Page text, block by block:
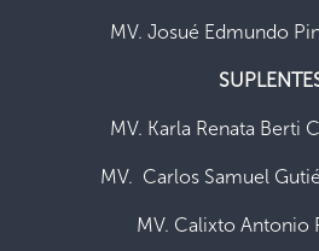
MV. Josué Edmundo
MV. Karla Renata
MV. Carlos Samuel
MV. Calixto Antonio